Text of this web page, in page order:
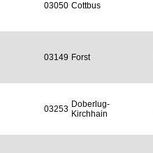
03050 Cottbus
03149 Forst
03253 Doberlug-
Kirchhain